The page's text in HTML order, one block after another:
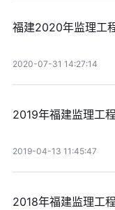
福建2020年监理工
2020-07-31 14:27:14
2019年福建监理工
2019-04-13 11:45:47
2018年福建监理工